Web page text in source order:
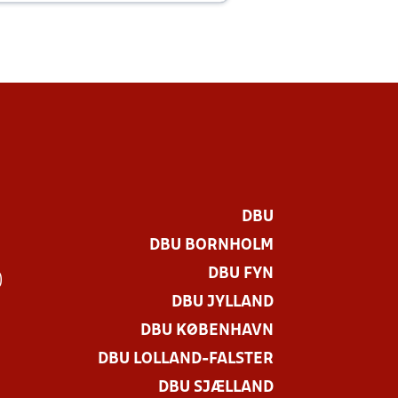
DBU
DBU BORNHOLM
DBU FYN
DBU JYLLAND
DBU KØBENHAVN
DBU LOLLAND-FALSTER
DBU SJÆLLAND